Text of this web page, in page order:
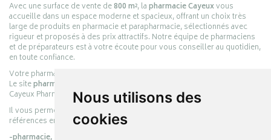
Nous utilisons des
cookies
Avec une surface de vente de800 m², lapharmacie Cayeuxvous
accueille dans un espace moderne et spacieux, offrant un choix très
large de produits en pharmacie et parapharmacie, sélectionnés avec
rigueur et proposés à des prix attractifs. Notre équipe de pharmaciens
et de préparateurs est à votre écoute pour vous conseiller au quotidien,
en toute confiance.
Votre pharmacie en ligne :
Le sitepharmacie-cayeux.fr
Cayeux Pharmabest Berck-sur-Mer – Rang-du-Fliers.
Il vous permet de réaliser vos achats en ligne parmi des milliers de
références en :